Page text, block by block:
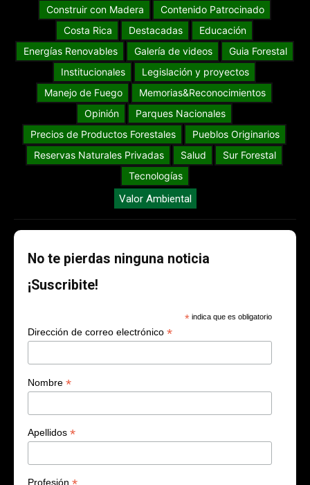
Construir con Madera
Contenido Patrocinado
Costa Rica
Destacadas
Educación
Energías Renovables
Galería de videos
Guia Forestal
Institucionales
Legislación y proyectos
Manejo de Fuego
Memorias&Reconocimientos
Opinión
Parques Nacionales
Precios de Productos Forestales
Pueblos Originarios
Reservas Naturales Privadas
Salud
Sur Forestal
Tecnologías
Valor Ambiental
No te pierdas ninguna noticia
¡Suscribite!
* indica que es obligatorio
Dirección de correo electrónico *
Nombre *
Apellidos *
Profesión